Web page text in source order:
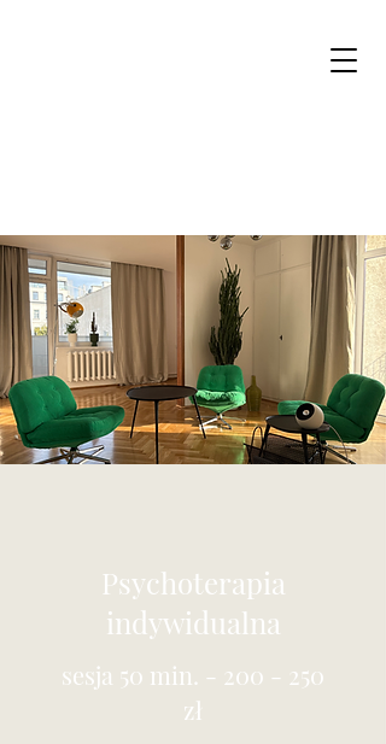
Psychoterapia
indywidualna
sesja 50 min. - 200 - 250
zł